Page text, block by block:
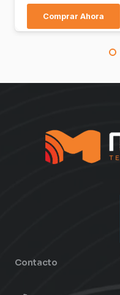
Comprar Ahora
Contacto